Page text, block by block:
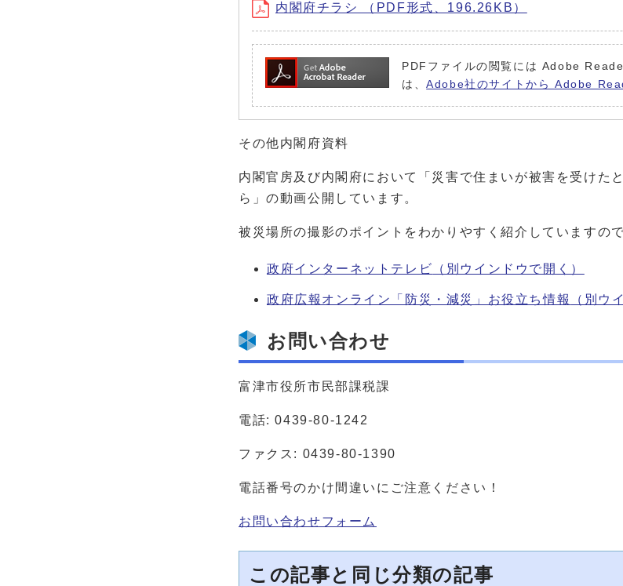
内閣府チラシ （PDF形式、196.26KB）
PDFファイルの閲覧には Adobe
は、Adobe社のサイトから Adobe
その他内閣府資料
内閣官房及び内閣府において「災害で住まいが被害を受け
ら」の動画公開しています。
被災場所の撮影のポイントをわかりやすく紹介していますの
政府インターネットテレビ （別ウインドウで開く）
政府広報オンライン「防災・減災」お役立ち情報 （別ウ
お問い合わせ
富津市役所市民部課税課
電話: 0439-80-1242
ファクス: 0439-80-1390
電話番号のかけ間違いにご注意ください！
お問い合わせフォーム
この記事と同じ分類の記事